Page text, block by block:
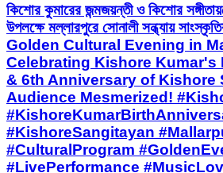
কিশোর কুমারের জন্মজয়ন্তী ও কিশোর
উপলক্ষে মল্লারপুরে সোনালী সন্ধ্যায়
Golden Cultural Evening in
Celebrating Kishore Kumar's
& 6th Anniversary of Kishore
Audience Mesmerized!
#KishoreSangitayan
#CulturalProgram
#LivePerformance